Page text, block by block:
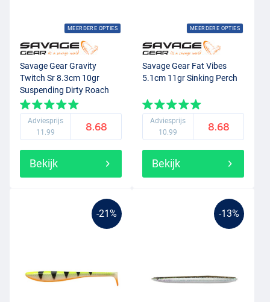
MEERDERE OPTIES
Savage Gear Gravity
Twitch Sr 8.3cm 10gr
Suspending Dirty Roach
Adviesprijs
11.99
8.68
Bekijk
MEERDERE OPTIES
Savage Gear Fat Vibes
5.1cm 11gr Sinking Perch
Adviesprijs
10.99
8.68
Bekijk
-21% -13%